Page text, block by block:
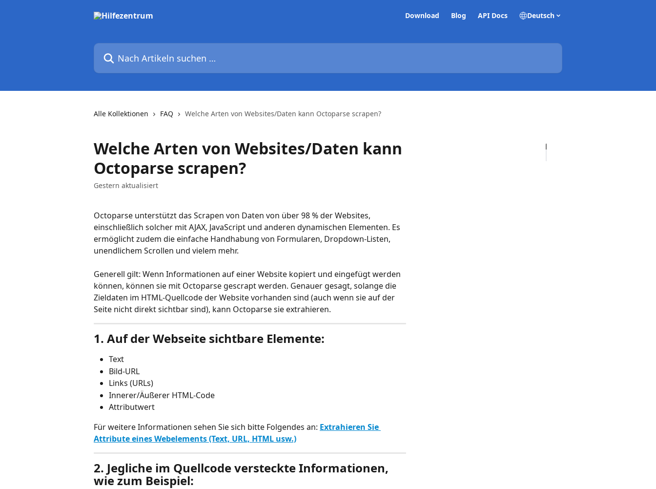
Download Blog API Docs Deutsch
Nach Artikeln suchen …
Alle Kollektionen FAQ Welche Arten von Websites/Daten kann Octoparse scrapen?
Welche Arten von Websites/Daten kann
Octoparse scrapen?
Gestern aktualisiert
Octoparse unterstützt das Scrapen von Daten von über 98 % der Websites,
einschließlich solcher mit AJAX, JavaScript und anderen dynamischen Elementen. Es
ermöglicht zudem die einfache Handhabung von Formularen, Dropdown-Listen,
unendlichem Scrollen und vielem mehr.
Generell gilt: Wenn Informationen auf einer Website kopiert und eingefügt werden
können, können sie mit Octoparse gescrapt werden. Genauer gesagt, solange die
Zieldaten im HTML-Quellcode der Website vorhanden sind (auch wenn sie auf der
Seite nicht direkt sichtbar sind), kann Octoparse sie extrahieren.
1. Auf der Webseite sichtbare Elemente:
Text
Bild-URL
Links (URLs)
Innerer/Äußerer HTML-Code
Attributwert
Für weitere Informationen sehen Sie sich bitte Folgendes an: Extrahieren Sie
Attribute eines Webelements (Text, URL, HTML usw.)
2. Jegliche im Quellcode versteckte Informationen,
wie zum Beispiel: